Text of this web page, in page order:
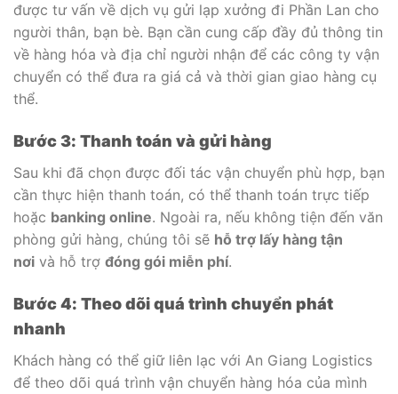
được tư vấn về dịch vụ gửi lạp xưởng đi Phần Lan cho
người thân, bạn bè. Bạn cần cung cấp đầy đủ thông tin
về hàng hóa và địa chỉ người nhận để các công ty vận
chuyển có thể đưa ra giá cả và thời gian giao hàng cụ
thể.
Bước 3: Thanh toán và gửi hàng
Sau khi đã chọn được đối tác vận chuyển phù hợp, bạn
cần thực hiện thanh toán, có thể thanh toán trực tiếp
hoặc banking online. Ngoài ra, nếu không tiện đến văn
phòng gửi hàng, chúng tôi sẽ hỗ trợ lấy hàng tận
nơi và hỗ trợ đóng gói miễn phí.
Bước 4: Theo dõi quá trình chuyển phát
nhanh
Khách hàng có thể giữ liên lạc với An Giang Logistics
để theo dõi quá trình vận chuyển hàng hóa của mình